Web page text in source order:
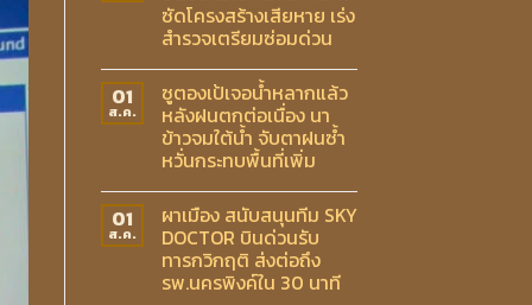
ซัดโครงสร้างเสียหาย เร่ง
สำรวจเตรียมซ่อมด่วน
01
ส.ค.
ซูตองเป้เจอน้ำหลากแล้ว
หลังฝนตกต่อเนื่อง นา
ข้าวจมใต้น้ำ จับตาฝนซ้ำ
หวั่นกระทบพื้นที่เพิ่ม
01
ส.ค.
ผาเมือง สนับสนุนทีม SKY
DOCTOR บินด่วนรับ
ทารกวิกฤติ ส่งต่อถึง
รพ.นครพิงค์ใน 30 นาที